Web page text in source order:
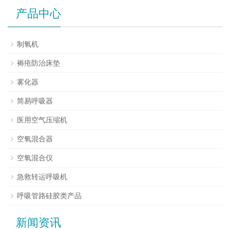
产品中心
制氧机
褥疮防治床垫
雾化器
简易呼吸器
医用空气压缩机
空氧混合器
空氧混合仪
急救转运呼吸机
呼吸管路硅胶类产品
新闻资讯